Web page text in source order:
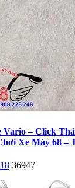
Vario – Click
Xe Máy 68 –
36947